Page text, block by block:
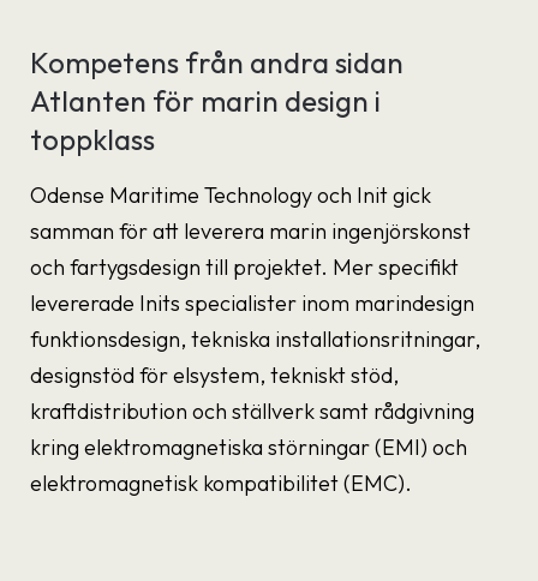
Kompetens från andra sidan
Atlanten för marin design i
toppklass
Odense Maritime Technology och Init gick
samman för att leverera marin ingenjörskonst
och fartygsdesign till projektet. Mer specifikt
levererade Inits specialister inom marindesign
funktionsdesign, tekniska installationsritningar,
designstöd för elsystem, tekniskt stöd,
kraftdistribution och ställverk samt rådgivning
kring elektromagnetiska störningar (EMI) och
elektromagnetisk kompatibilitet (EMC).